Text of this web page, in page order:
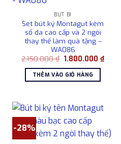
₫.
BÚT BI
Set bút ký Montagut kèm
sổ da cao cấp và 2 ngòi
thay thế làm quà tặng –
WA086
2.150.000₫ Giá
là:
2.150.000 ₫.
1.800.000₫Giá
hiện
THÊM VÀO GIỎ HÀNG
-28%